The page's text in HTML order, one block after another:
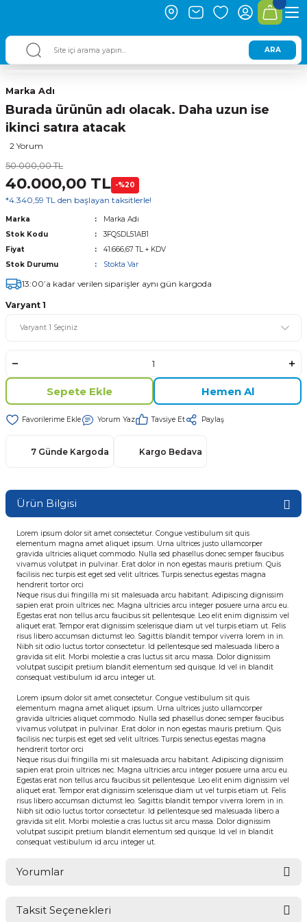
ARA
Marka Adı
Burada ürünün adı olacak. Daha uzun ise
ikinci satıra atacak
2 Yorum
50.000,00 TL
40.000,00 TL -%20
*4.340,59 TL den başlayan taksitlerle!
Marka
Marka Adı
Stok Kodu
3FQSDL51AB1
Fiyat
41.666,67 TL + KDV
Stok Durumu
Stokta Var
13:00’a kadar verilen siparişler aynı gün kargoda
Varyant 1
Sepete Ekle Hemen Al
Yorum Yaz Tavsiye Et Paylaş
7 Günde Kargoda Kargo Bedava
Ürün Bilgisi
Lorem ipsum dolor sit amet consectetur. Congue vestibulum sit quis
elementum magna amet aliquet ipsum. Urna ultrices justo ullamcorper
gravida ultricies aliquet commodo. Nulla sed phasellus donec semper faucibus
vivamus volutpat in pulvinar. Erat dolor in non egestas mauris pretium. Quis
facilisis nec turpis est eget sed velit ultrices. Turpis senectus egestas magna
hendrerit tortor orci
Neque risus dui fringilla mi sit malesuada arcu habitant. Adipiscing dignissim
sapien erat proin ultrices nec. Magna ultricies arcu integer posuere urna arcu eu.
Egestas erat non tellus arcu faucibus sit pellentesque. Leo elit enim dignissim vel
aliquet erat. Tempor erat dignissim scelerisque diam ut vel turpis etiam ut. Felis
risus libero accumsan dictumst leo. Sagittis blandit tempor viverra lorem in in.
Nibh sit odio luctus tortor consectetur. Id pellentesque sed malesuada libero a
gravida sit elit. Morbi molestie a cras luctus sit arcu massa. Dolor dignissim
volutpat suscipit pretium blandit elementum sed quisque. Id vel in blandit
consequat vestibulum id arcu integer ut.
Lorem ipsum dolor sit amet consectetur. Congue vestibulum sit quis
elementum magna amet aliquet ipsum. Urna ultrices justo ullamcorper
gravida ultricies aliquet commodo. Nulla sed phasellus donec semper faucibus
vivamus volutpat in pulvinar. Erat dolor in non egestas mauris pretium. Quis
facilisis nec turpis est eget sed velit ultrices. Turpis senectus egestas magna
hendrerit tortor orci
Neque risus dui fringilla mi sit malesuada arcu habitant. Adipiscing dignissim
sapien erat proin ultrices nec. Magna ultricies arcu integer posuere urna arcu eu.
Egestas erat non tellus arcu faucibus sit pellentesque. Leo elit enim dignissim vel
aliquet erat. Tempor erat dignissim scelerisque diam ut vel turpis etiam ut. Felis
risus libero accumsan dictumst leo. Sagittis blandit tempor viverra lorem in in.
Nibh sit odio luctus tortor consectetur. Id pellentesque sed malesuada libero a
gravida sit elit. Morbi molestie a cras luctus sit arcu massa. Dolor dignissim
volutpat suscipit pretium blandit elementum sed quisque. Id vel in blandit
consequat vestibulum id arcu integer ut.
Yorumlar
Taksit Seçenekleri